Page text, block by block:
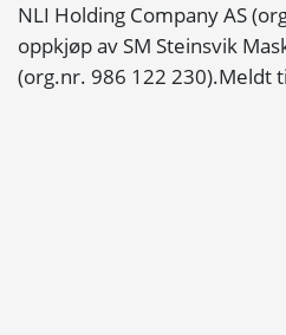
NLI Holding Company AS
oppkjøp av SM Steinsvik
(org.nr. 986 122 230).Meldt